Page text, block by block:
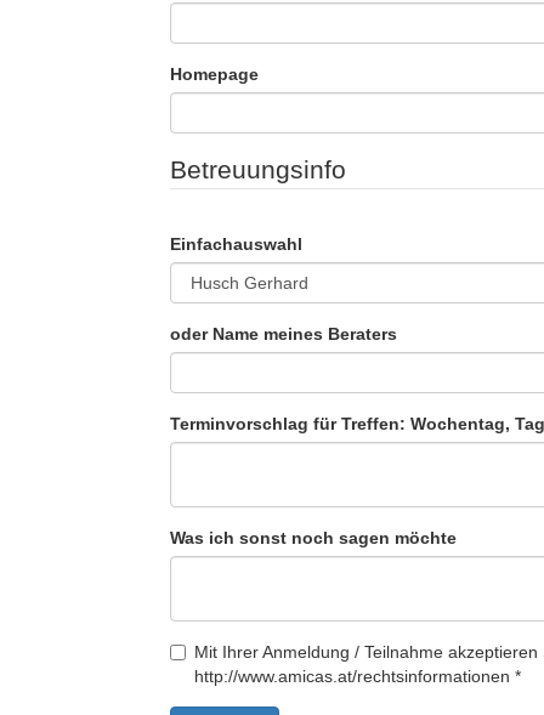
Homepage
Betreuungsinfo
Einfachauswahl
oder Name meines Beraters
Terminvorschlag für Treffen: Wochentag,
Was ich sonst noch sagen möchte
Mit Ihrer Anmeldung / Teilnahme
http://www.amicas.at/rechtsinformationen *